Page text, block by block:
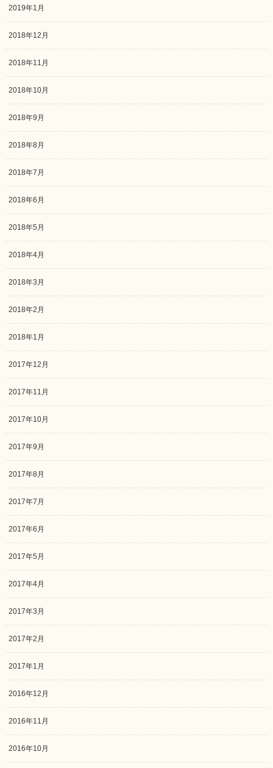
2019年1月
2018年12月
2018年11月
2018年10月
2018年9月
2018年8月
2018年7月
2018年6月
2018年5月
2018年4月
2018年3月
2018年2月
2018年1月
2017年12月
2017年11月
2017年10月
2017年9月
2017年8月
2017年7月
2017年6月
2017年5月
2017年4月
2017年3月
2017年2月
2017年1月
2016年12月
2016年11月
2016年10月